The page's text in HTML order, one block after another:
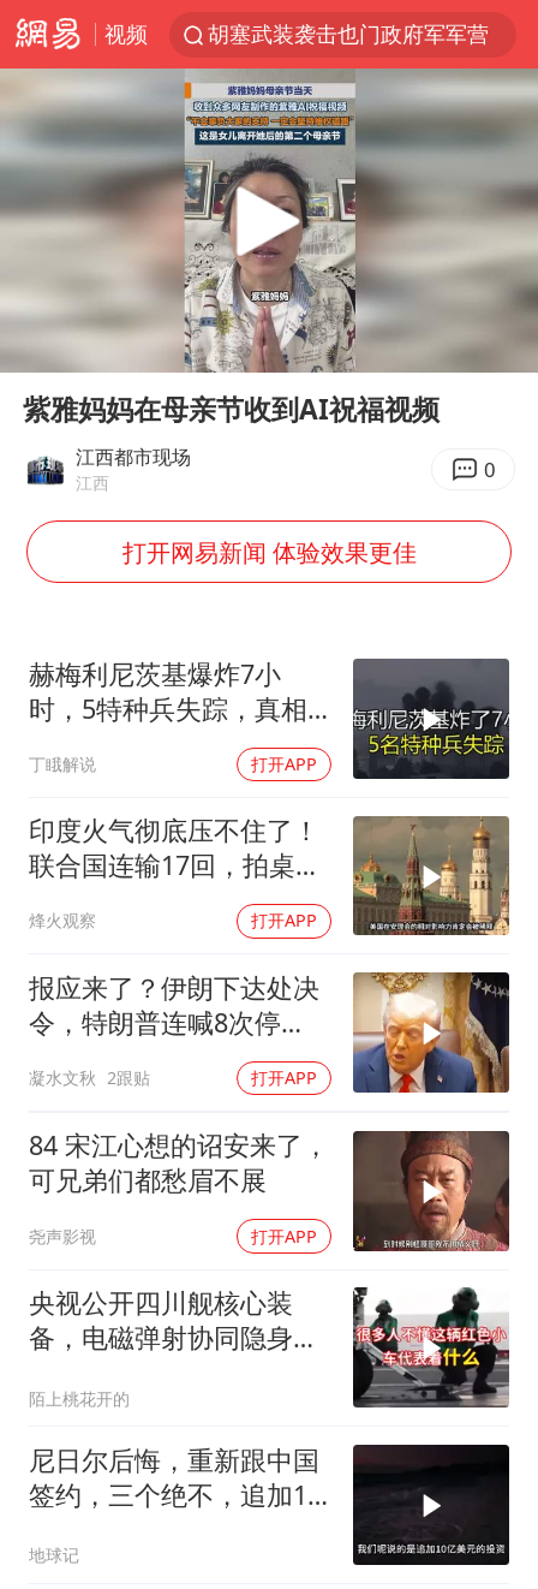
视频
胡塞武装袭击也门政府军军营
日本试射“战斧”导弹，国防部回应
东航：国内客票提前14天免费退改
台风白海豚中心风力增强
四川宜宾高县4.9级地震致1死
向鹏0-3不敌张本智和
“新疆阿勒泰八月能滑雪”不实
刘国正说向鹏打得很窝囊
山东一元代青花杯离奇失踪
国防部：中国军队坚决反制任何闹海挑衅图谋
陈幸同晋级WTT横滨冠军赛8强
女儿为争财产堵门阻挠父亲出殡
夯实基础开新局
Play
00:27
紫雅妈妈在母亲节收到AI祝福视频
江西都市现场
江西 0
打开网易新闻 体验效果更佳
赫梅利尼茨基爆炸7小
时，5特种兵失踪，真相
丁睋解说 打开APP
印度火气彻底压不住了！
联合国连输17回，拍桌子
烽火观察 打开APP
报应来了？伊朗下达处决
令，特朗普连喊8次停
手，海外资产遭清算
凝水文秋 2跟贴 打开APP
84 宋江心想的诏安来了，
可兄弟们都愁眉不展
尧声影视 打开APP
央视公开四川舰核心装
备，电磁弹射协同隐身无
陌上桃花开的
尼日尔后悔，重新跟中国
签约，三个绝不，追加10
地球记